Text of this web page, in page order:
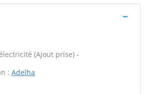
(Ajout prise) -
: Adelha